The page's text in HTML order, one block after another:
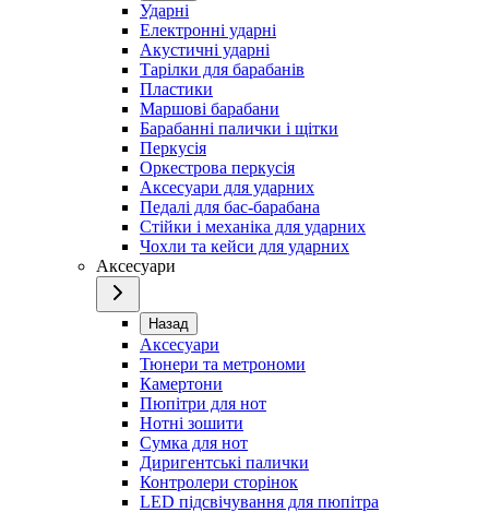
Ударні
Електронні ударні
Акустичні ударні
Тарілки для барабанів
Пластики
Маршові барабани
Барабанні палички і щітки
Перкусія
Оркестрова перкусія
Аксесуари для ударних
Педалі для бас-барабана
Стійки і механіка для ударних
Чохли та кейси для ударних
Аксесуари
Назад
Аксесуари
Тюнери та метрономи
Камертони
Пюпітри для нот
Нотні зошити
Сумка для нот
Диригентські палички
Контролери сторінок
LED підсвічування для пюпітра